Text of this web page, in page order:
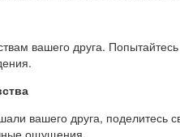
вашего друга.
вашего друга,
ощущения.